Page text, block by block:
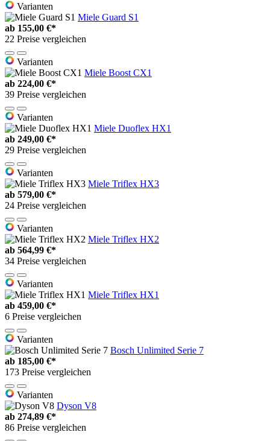
Varianten
Miele Guard S1
ab 155,00 €*
22 Preise vergleichen
Varianten
Miele Boost CX1
ab 224,00 €*
39 Preise vergleichen
Varianten
Miele Duoflex HX1
ab 249,00 €*
29 Preise vergleichen
Varianten
Miele Triflex HX3
ab 579,00 €*
24 Preise vergleichen
Varianten
Miele Triflex HX2
ab 564,99 €*
34 Preise vergleichen
Varianten
Miele Triflex HX1
ab 459,00 €*
6 Preise vergleichen
Varianten
Bosch Unlimited Serie 7
ab 185,00 €*
173 Preise vergleichen
Varianten
Dyson V8
ab 274,89 €*
86 Preise vergleichen